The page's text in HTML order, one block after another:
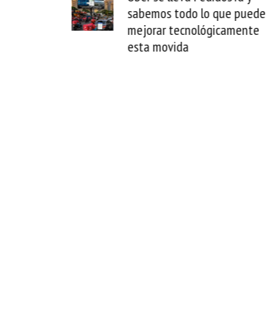
sabemos todo lo que puede
mejorar tecnológicamente
esta movida